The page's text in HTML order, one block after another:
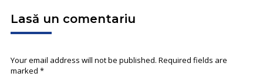
Lasă un comentariu
Your email address will not be published. Required fields are
marked *